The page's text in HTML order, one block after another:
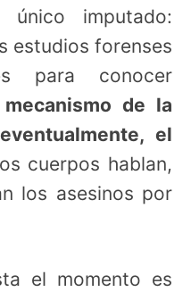
imputado:
estudios forenses
para conocer
de la
el
cuerpos hablan,
los asesinos por
el momento es